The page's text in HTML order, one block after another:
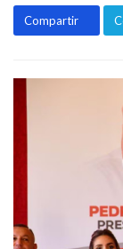
Compartir